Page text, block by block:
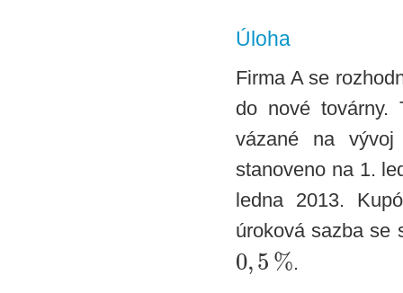
Úloha
Firma A se
do nové továrny.
vázané na
stanoveno na 1.
ledna 2013.
úroková sazba se
0,5%.